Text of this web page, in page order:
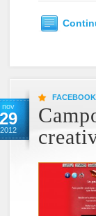
nov
29
2012
FACEBOOK